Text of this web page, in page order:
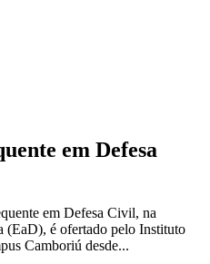
em Defesa
em Defesa Civil, na
(EaD), é ofertado pelo Instituto
Camboriú desde...